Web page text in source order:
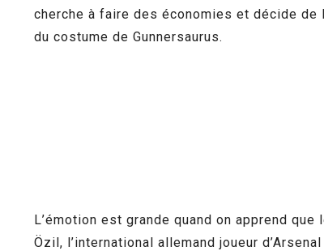
cherche à faire des économies et décide de
du costume de Gunnersaurus.
L’émotion est grande quand on apprend
Özil, l’international allemand joueur